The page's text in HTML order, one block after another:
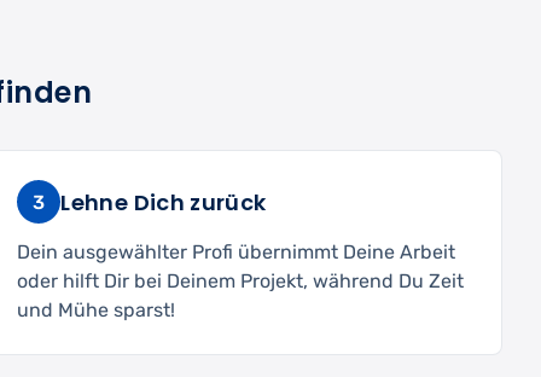
3 Lehne Dich zurück
Dein ausgewählter Profi übernimmt Deine Arbeit
oder hilft Dir bei Deinem Projekt, während Du Zeit
und Mühe sparst!